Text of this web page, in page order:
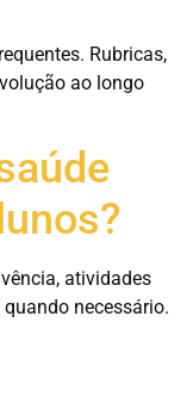
Rubricas,
ao longo
atividades
necessário.